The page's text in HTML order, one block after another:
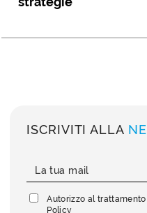
ISCRIVITI ALLA
Autorizzo al
Policy